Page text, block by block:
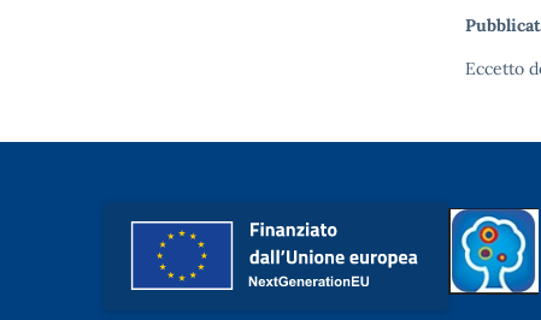
Eccetto